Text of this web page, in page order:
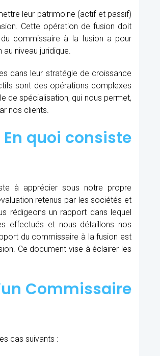
leur patrimoine (actif et passif)
Cette opération de fusion doit
du commissaire à la fusion a pour
niveau juridique.
dans leur stratégie de croissance
sont des opérations complexes
de spécialisation, qui nous permet,
nos clients.
quoi consiste
à apprécier sous notre propre
retenus par les sociétés et
rédigeons un rapport dans lequel
effectués et nous détaillons nos
du commissaire à la fusion est
Ce document vise à éclairer les
Commissaire
cas suivants :